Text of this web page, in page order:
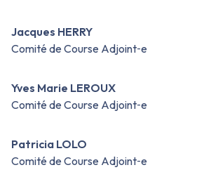
Jacques HERRY
Comité de Course Adjoint‑e
Yves Marie LEROUX
Comité de Course Adjoint‑e
Patricia LOLO
Comité de Course Adjoint‑e